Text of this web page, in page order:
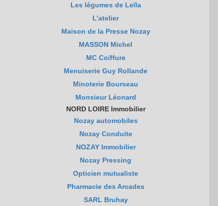
Les légumes de Leïla
L’atelier
Maison de la Presse Nozay
MASSON Michel
MC Coiffure
Menuiserie Guy Rollande
Minoterie Bourseau
Monsieur Léonard
NORD LOIRE Immobilier
Nozay automobiles
Nozay Conduite
NOZAY Immobilier
Nozay Pressing
Opticien mutualiste
Pharmacie des Arcades
SARL Bruhay